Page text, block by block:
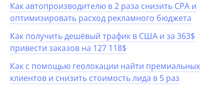
Как автопроизводителю в 2 раза снизить CPA и
оптимизировать расход рекламного бюджета
Как получить дешёвый трафик в США и за 363$
привести заказов на 127 118$
Как с помощью геолокации найти премиальных
клиентов и снизить стоимость лида в 5 раз